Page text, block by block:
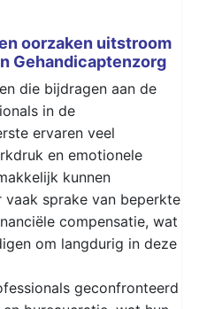
oorzaken uitstroom
Gehandicaptenzorg
die bijdragen aan de
in de
ervaren veel
en emotionele
kunnen
vaak sprake van beperkte
compensatie, wat
om langdurig in deze
geconfronteerd